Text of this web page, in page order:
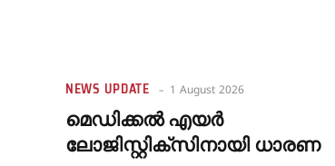
NEWS UPDATE 1 August 2026
മെഡിക്കൽ എയർ
ലോജിസ്റ്റിക്സിനായി ധാരണ